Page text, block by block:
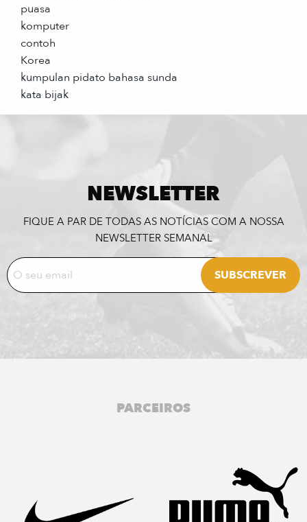
puasa
komputer
contoh
Korea
kumpulan pidato bahasa sunda
kata bijak
NEWSLETTER
FIQUE A PAR DE TODAS AS NOTÍCIAS COM A NOSSA
NEWSLETTER SEMANAL
PARCEIROS